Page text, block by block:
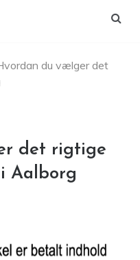
du vælger det
det rigtige
Aalborg